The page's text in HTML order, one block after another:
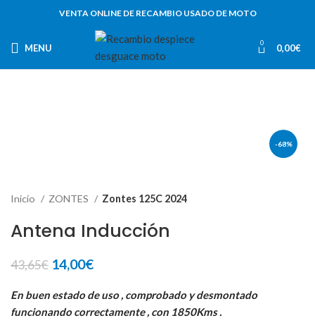
VENTA ONLINE DE RECAMBIO USADO DE MOTO
MENU 0 0,00€
-68%
Inicio ZONTES Zontes 125C 2024
Antena Inducción
43,65€ El
original
era:
14,00€El
actual
es:
En buen estado de uso , comprobado y desmontado
funcionando correctamente , con 1850Kms .